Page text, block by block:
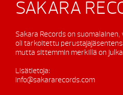
SAKARA
Sakara Records on
oli tarkoitettu
mutta sittemmin merkillä on
Lisätietoja:
info@sakararecords.com